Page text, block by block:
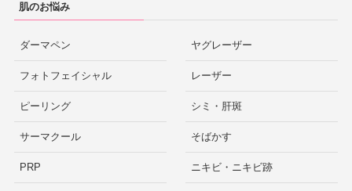
肌のお悩み
ダーマペン
フォトフェイシャル
ピーリング
サーマクール
PRP
ヤグレーザー
レーザー
シミ・肝斑
そばかす
ニキビ・ニキビ跡